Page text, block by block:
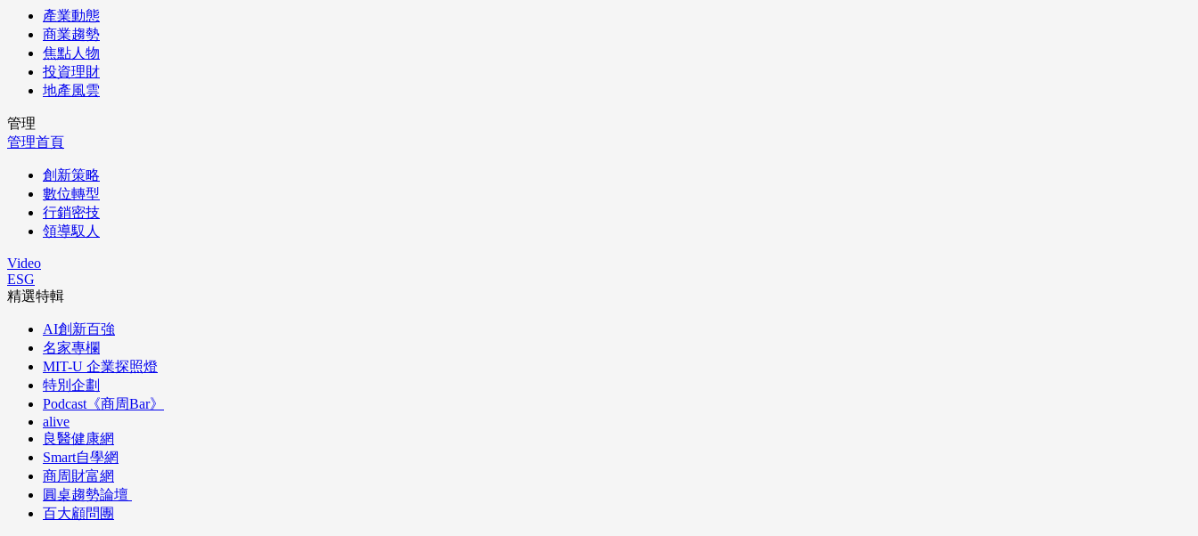
產業動態
商業趨勢
焦點人物
投資理財
地產風雲
管理
管理首頁
創新策略
數位轉型
行銷密技
領導馭人
Video
ESG
精選特輯
AI創新百強
名家專欄
MIT-U 企業探照燈
特別企劃
Podcast《商周Bar》
alive
良醫健康網
Smart自學網
商周財富網
圓桌趨勢論壇
百大顧問團